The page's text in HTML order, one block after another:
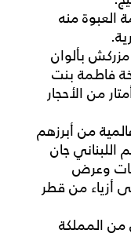
العبوة منه
بألوان
فاطمة بنت
حرم المغفور له الشيخ زايد بن سلطان آل نهيان ، ويبلغ طول العقد 110 أمتار من الأحجار
من أبرزهم
جان
وعرض
أزياء من قطر
من المملكة